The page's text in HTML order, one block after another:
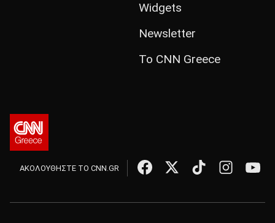
Widgets
Newsletter
Το CNN Greece
ΑΚΟΛΟΥΘΗΣΤΕ ΤΟ CNN.GR